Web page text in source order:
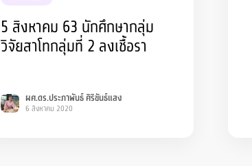
5 สิงหาคม 63 นักศึกษากลุ่ม
วิจัยสาโทกลุ่มที่ 2 ลงเชื้อรา
ผศ.ดร.ประภาพันธ์ ศิริขันธ์แสง
6 สิงหาคม 2020